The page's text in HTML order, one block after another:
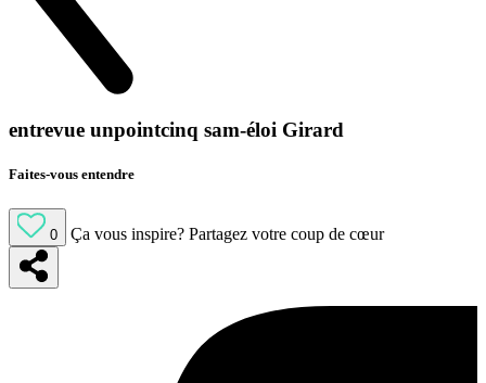
entrevue unpointcinq sam-éloi Girard
Faites-vous entendre
0 Ça vous inspire? Partagez votre coup de cœur